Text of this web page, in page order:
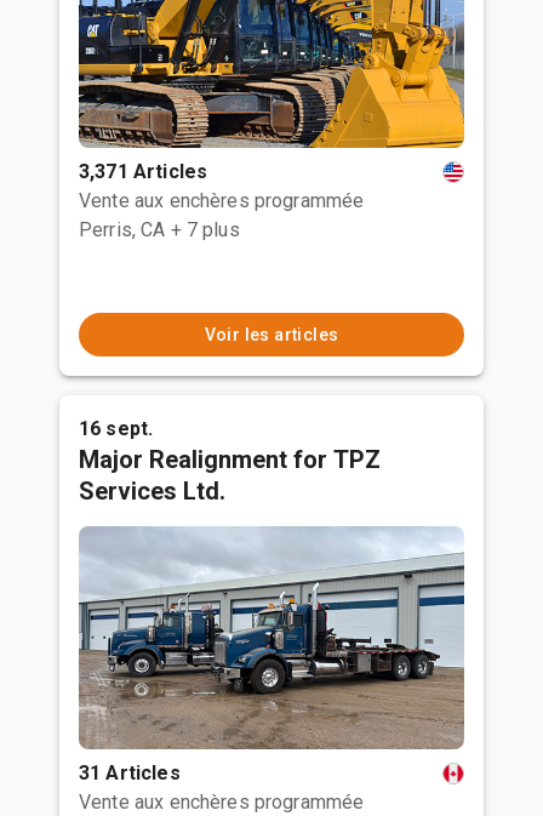
3,371 Articles
Vente aux enchères programmée
Perris, CA + 7 plus
Voir les articles
16 sept.
Major Realignment for TPZ
Services Ltd.
31 Articles
Vente aux enchères programmée